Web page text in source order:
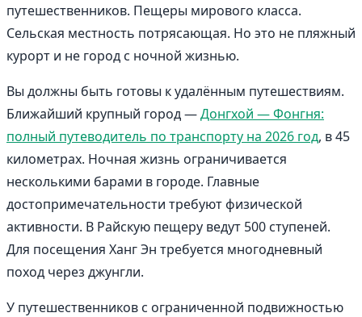
путешественников. Пещеры мирового класса.
Сельская местность потрясающая. Но это не пляжный
курорт и не город с ночной жизнью.
Вы должны быть готовы к удалённым путешествиям.
Ближайший крупный город —Донгхой — Фонгня:
полный путеводитель по транспорту на 2026 год, в 45
километрах. Ночная жизнь ограничивается
несколькими барами в городе. Главные
достопримечательности требуют физической
активности. В Райскую пещеру ведут 500 ступеней.
Для посещения Ханг Эн требуется многодневный
поход через джунгли.
У путешественников с ограниченной подвижностью